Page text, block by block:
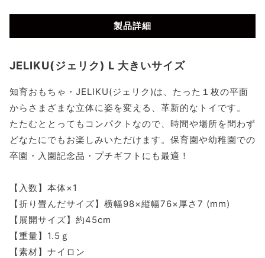
製品詳細
JELIKU(ジェリク) L 大きいサイズ
知育おもちゃ・JELIKU(ジェリク)は、たった１枚の平面
からさまざまな立体に姿を変える、革新的なトイです。
たたむととってもコンパクトなので、時間や場所を問わず
どなたにでもお楽しみいただけます。保育園や幼稚園での
卒園・入園記念品・プチギフトにも最適！
【入数】本体×1
【折り畳んだサイズ】横幅98×縦幅76×厚さ7 (mm)
【展開サイズ】約45cm
【重量】1.5ｇ
【素材】ナイロン